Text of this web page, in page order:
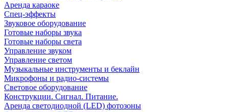
Аренда караоке
Спец-эффекты
Звуковое оборудование
Готовые наборы звука
Готовые наборы света
Управление звуком
Управление светом
Музыкальные инструменты и беклайн
Микрофоны и радио-системы
Световое оборудование
Конструкции. Сигнал. Питание.
Аренда светодиодной (LED) фотозоны